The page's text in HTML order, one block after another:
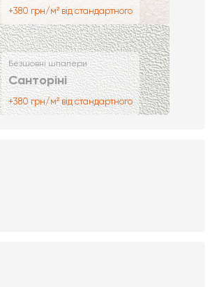
+380 грн/м² від стандартного
Безшовні шпалери
Санторіні
+380 грн/м² від стандартного